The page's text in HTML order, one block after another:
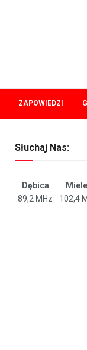
ZAPOWIEDZI
Słuchaj Nas:
Dębica
89,2 MHz
102,4